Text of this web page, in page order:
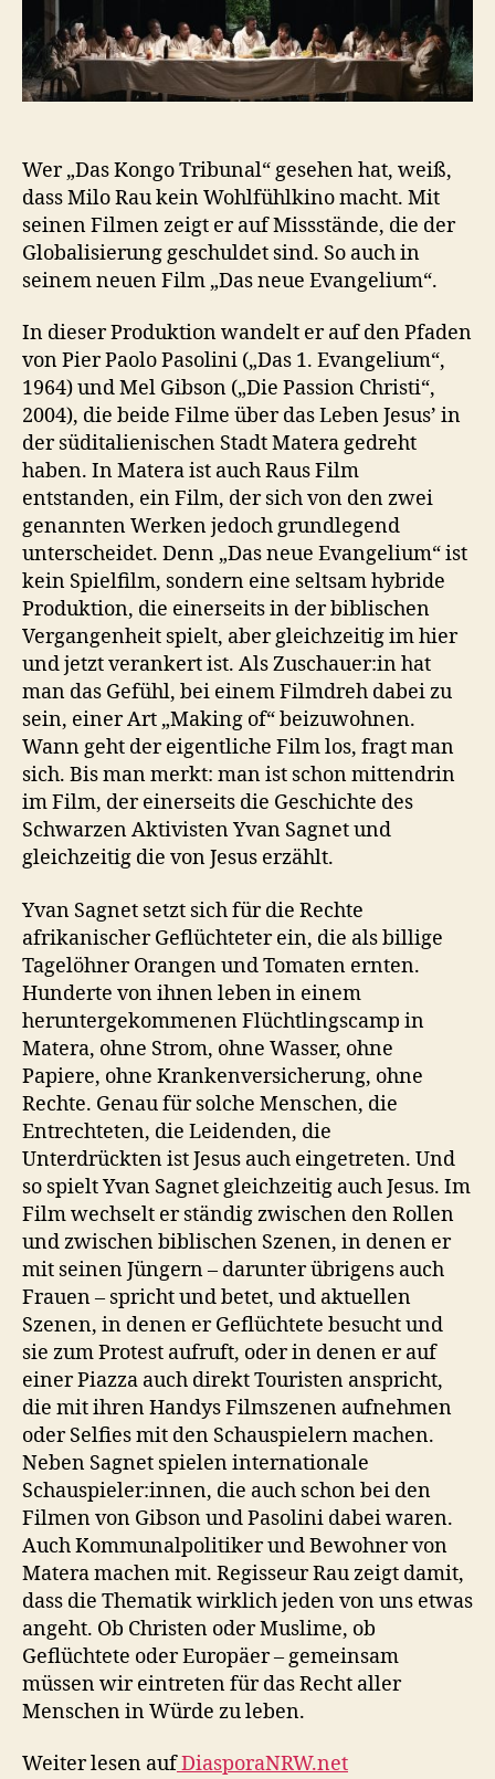
Wer „Das Kongo Tribunal“ gesehen hat, weiß,
dass Milo Rau kein Wohlfühlkino macht. Mit
seinen Filmen zeigt er auf Missstände, die der
Globalisierung geschuldet sind. So auch in
seinem neuen Film „Das neue Evangelium“.
In dieser Produktion wandelt er auf den Pfaden
von Pier Paolo Pasolini („Das 1. Evangelium“,
1964) und Mel Gibson („Die Passion Christi“,
2004), die beide Filme über das Leben Jesus’ in
der süditalienischen Stadt Matera gedreht
haben. In Matera ist auch Raus Film
entstanden, ein Film, der sich von den zwei
genannten Werken jedoch grundlegend
unterscheidet. Denn „Das neue Evangelium“ ist
kein Spielfilm, sondern eine seltsam hybride
Produktion, die einerseits in der biblischen
Vergangenheit spielt, aber gleichzeitig im hier
und jetzt verankert ist. Als Zuschauer:in hat
man das Gefühl, bei einem Filmdreh dabei zu
sein, einer Art „Making of“ beizuwohnen.
Wann geht der eigentliche Film los, fragt man
sich. Bis man merkt: man ist schon mittendrin
im Film, der einerseits die Geschichte des
Schwarzen Aktivisten Yvan Sagnet und
gleichzeitig die von Jesus erzählt.
Yvan Sagnet setzt sich für die Rechte
afrikanischer Geflüchteter ein, die als billige
Tagelöhner Orangen und Tomaten ernten.
Hunderte von ihnen leben in einem
heruntergekommenen Flüchtlingscamp in
Matera, ohne Strom, ohne Wasser, ohne
Papiere, ohne Krankenversicherung, ohne
Rechte. Genau für solche Menschen, die
Entrechteten, die Leidenden, die
Unterdrückten ist Jesus auch eingetreten. Und
so spielt Yvan Sagnet gleichzeitig auch Jesus. Im
Film wechselt er ständig zwischen den Rollen
und zwischen biblischen Szenen, in denen er
mit seinen Jüngern – darunter übrigens auch
Frauen – spricht und betet, und aktuellen
Szenen, in denen er Geflüchtete besucht und
sie zum Protest aufruft, oder in denen er auf
einer Piazza auch direkt Touristen anspricht,
die mit ihren Handys Filmszenen aufnehmen
oder Selfies mit den Schauspielern machen.
Neben Sagnet spielen internationale
Schauspieler:innen, die auch schon bei den
Filmen von Gibson und Pasolini dabei waren.
Auch Kommunalpolitiker und Bewohner von
Matera machen mit. Regisseur Rau zeigt damit,
dass die Thematik wirklich jeden von uns etwas
angeht. Ob Christen oder Muslime, ob
Geflüchtete oder Europäer – gemeinsam
müssen wir eintreten für das Recht aller
Menschen in Würde zu leben.
Weiter lesen aufDiasporaNRW.net